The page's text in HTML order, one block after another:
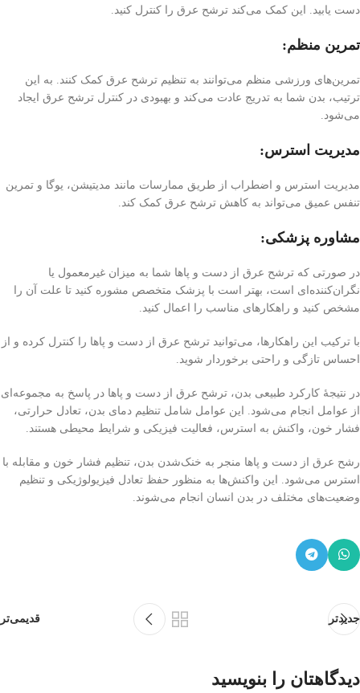
دست یابید. این کمک می‌کند ترشح عرق را کنترل کنید.
تمرین منظم:
تمرین‌های ورزشی منظم می‌توانند به تنظیم ترشح عرق کمک کنند. به این
ترتیب، بدن شما به تدریج عادت می‌کند و بهبودی در کنترل ترشح عرق ایجاد
می‌شود.
مدیریت استرس:
مدیریت استرس و اضطراب از طریق ممارسات مانند مدیتیشن، یوگا و تمرین
تنفس عمیق می‌تواند به کاهش ترشح عرق کمک کند.
مشاوره پزشکی:
در صورتی که ترشح عرق از دست و پاها شما به میزان غیرمعمول یا
نگران‌کننده‌ای است، بهتر است با پزشک متخصص مشوره کنید تا علت آن را
مشخص کنید و راهکارهای مناسب را اعمال کنید.
با ترکیب این راهکارها، می‌توانید ترشح عرق از دست و پاها را کنترل کرده و از
احساس تازگی و راحتی برخوردار شوید.
در نتیجهٔ کارکرد طبیعی بدن، ترشح عرق از دست و پاها در پاسخ به مجموعه‌ای
از عوامل انجام می‌شود. این عوامل شامل تنظیم دمای بدن، تعادل حرارتی،
فشار خون، واکنش به استرس، فعالیت فیزیکی و شرایط محیطی هستند.
رشح عرق از دست و پاها منجر به خنک‌شدن بدن، تنظیم فشار خون و مقابله با
استرس می‌شود. این واکنش‌ها به منظور حفظ تعادل فیزیولوژیکی و تنظیم
وضعیت‌های مختلف در بدن انسان انجام می‌شوند.
جدیدتر قدیمی‌تر
دیدگاهتان را بنویسید